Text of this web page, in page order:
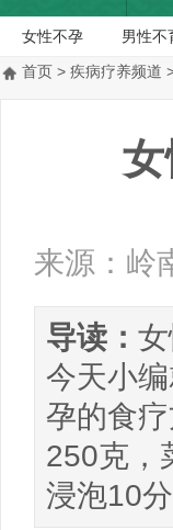
女性不孕
男性不
首页 > 疾病疗养频道
来源：岭
导读：
今天小
孕的食
250克，
浸泡10